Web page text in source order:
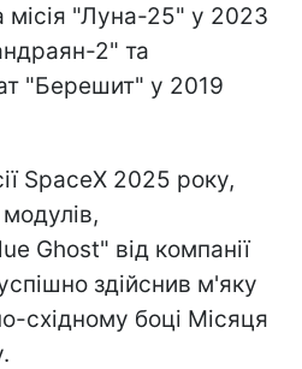
місія "Луна-25" у 2023
2" та
"Берешит" у 2019
SpaceX 2025 року,
Ghost" від компанії
здійснив м'яку
східному боці Місяця